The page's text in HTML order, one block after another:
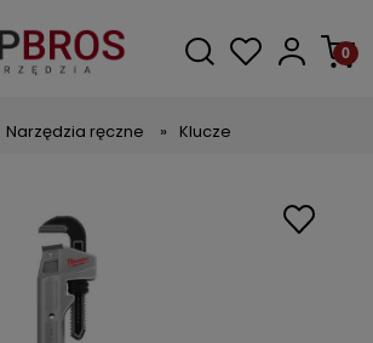
Narzędzia ręczne » Klucze